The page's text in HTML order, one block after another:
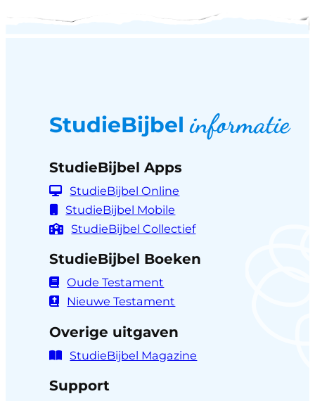
StudieBijbelinformatie
StudieBijbel Apps
StudieBijbel Online
StudieBijbel Mobile
StudieBijbel Collectief
StudieBijbel Boeken
Oude Testament
Nieuwe Testament
Overige uitgaven
StudieBijbel Magazine
Support